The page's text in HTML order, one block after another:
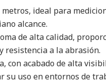
metros, ideal para
alcance.
de alta calidad,
resistencia a la abrasión.
con acabado de alta
su uso en entornos de